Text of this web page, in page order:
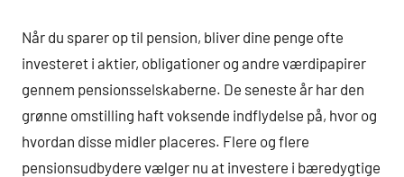
Når du sparer op til pension, bliver dine penge ofte
investeret i aktier, obligationer og andre værdipapirer
gennem pensionsselskaberne. De seneste år har den
grønne omstilling haft voksende indflydelse på, hvor og
hvordan disse midler placeres. Flere og flere
pensionsudbydere vælger nu at investere i bæredygtige